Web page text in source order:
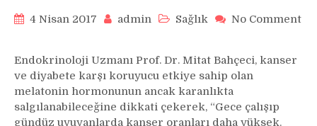
4 Nisan 2017 admin Sağlık
No Comment
uyumanın
bakın
nasıl
faydası
var
Endokrinoloji Uzmanı Prof. Dr. Mitat Bahçeci, kanser
ve diyabete karşı koruyucu etkiye sahip olan
melatonin hormonunun ancak karanlıkta
salgılanabileceğine dikkati çekerek, “Gece çalışıp
gündüz uyuyanlarda kanser oranları daha yüksek.